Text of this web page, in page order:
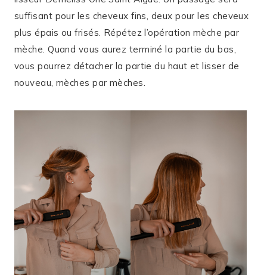
suffisant pour les cheveux fins, deux pour les cheveux
plus épais ou frisés. Répétez l’opération mèche par
mèche. Quand vous aurez terminé la partie du bas,
vous pourrez détacher la partie du haut et lisser de
nouveau, mèches par mèches.